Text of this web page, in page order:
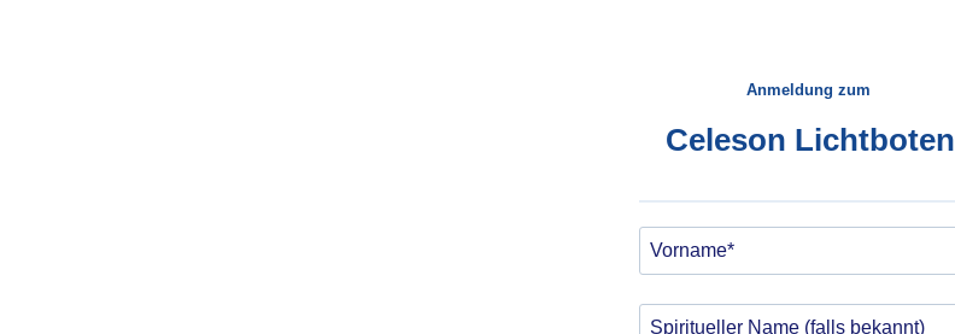
Anmeldung zum
Celeson Lichtboten